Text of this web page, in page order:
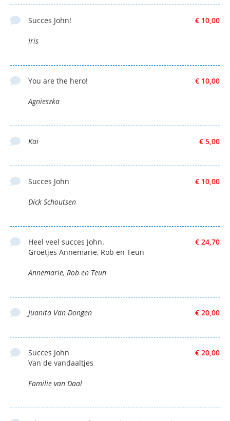
€ 10,00
Succes John!
Iris
€ 10,00
You are the hero!
Agnieszka
€ 5,00
Kai
€ 10,00
Succes John
Dick Schoutsen
€ 24,70
Heel veel succes John.
Groetjes Annemarie, Rob en Teun
Annemarie, Rob en Teun
€ 20,00
Juanita Van Dongen
€ 20,00
Succes John
Van de vandaaltjes
Familie van Daal